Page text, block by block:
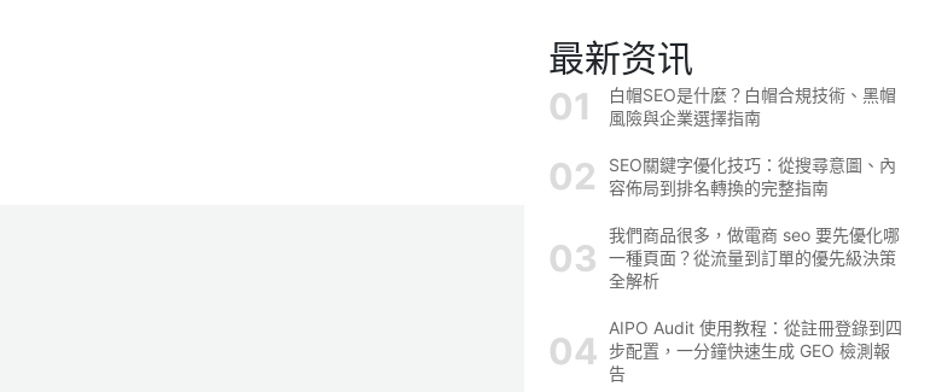
最新资讯
白帽SEO是什麼？白帽合規技術、黑帽
風險與企業選擇指南
SEO關鍵字優化技巧：從搜尋意圖、內
容佈局到排名轉換的完整指南
我們商品很多，做電商 seo 要先優化哪
一種頁面？從流量到訂單的優先級決策
全解析
AIPO Audit 使用教程：從註冊登錄到四
步配置，一分鐘快速生成 GEO 檢測報
告